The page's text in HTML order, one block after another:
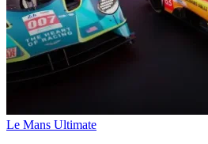
Le Mans Ultimate